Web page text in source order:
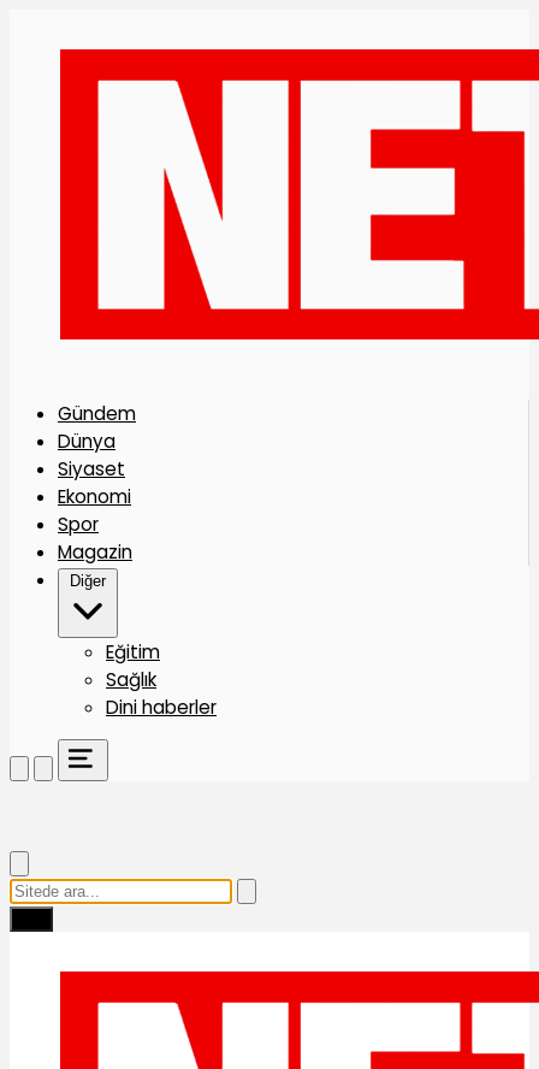
Gündem
Dünya
Siyaset
Ekonomi
Spor
Magazin
Diğer
Eğitim
Sağlık
Dini haberler